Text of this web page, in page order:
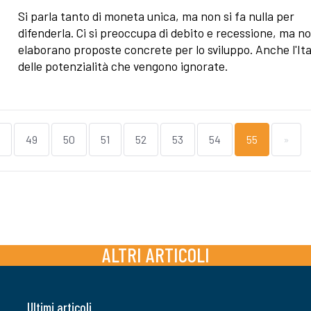
Si parla tanto di moneta unica, ma non si fa nulla per
difenderla. Ci si preoccupa di debito e recessione, ma
elaborano proposte concrete per lo sviluppo. Anche
delle potenzialità che vengono ignorate.
49 50 51 52 53 54 55 »
ALTRI ARTICOLI
Ultimi articoli